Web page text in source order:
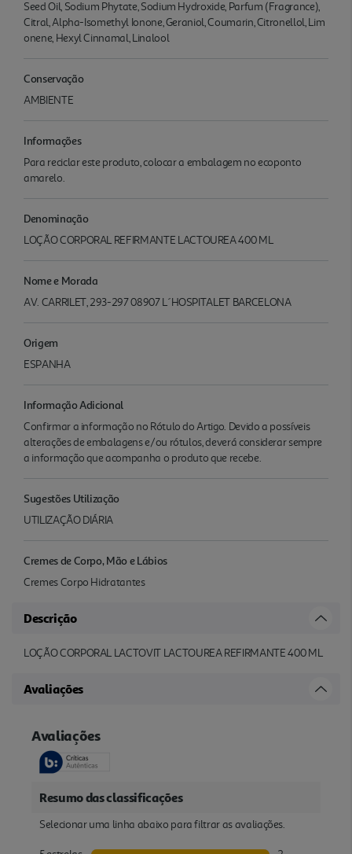
Seed Oil, Sodium Phytate, Sodium Hydroxide, Parfum (Fragrance),
Citral, Alpha-Isomethyl Ionone, Geraniol, Coumarin, Citronellol, Lim
onene, Hexyl Cinnamal, Linalool
Conservação
AMBIENTE
Informações
Para reciclar este produto, colocar a embalagem no ecoponto
amarelo.
Denominação
LOÇÃO CORPORAL REFIRMANTE LACTOUREA 400 ML
Nome e Morada
AV. CARRILET, 293-297 08907 L´HOSPITALET BARCELONA
Origem
ESPANHA
Informação Adicional
Confirmar a informação no Rótulo do Artigo. Devido a possíveis
alterações de embalagens e/ou rótulos, deverá considerar sempre
a informação que acompanha o produto que recebe.
Sugestões Utilização
UTILIZAÇÃO DIÁRIA
Cremes de Corpo, Mão e Lábios
Cremes Corpo Hidratantes
Descrição
LOÇÃO CORPORAL LACTOVIT LACTOUREA REFIRMANTE 400 ML
Avaliações